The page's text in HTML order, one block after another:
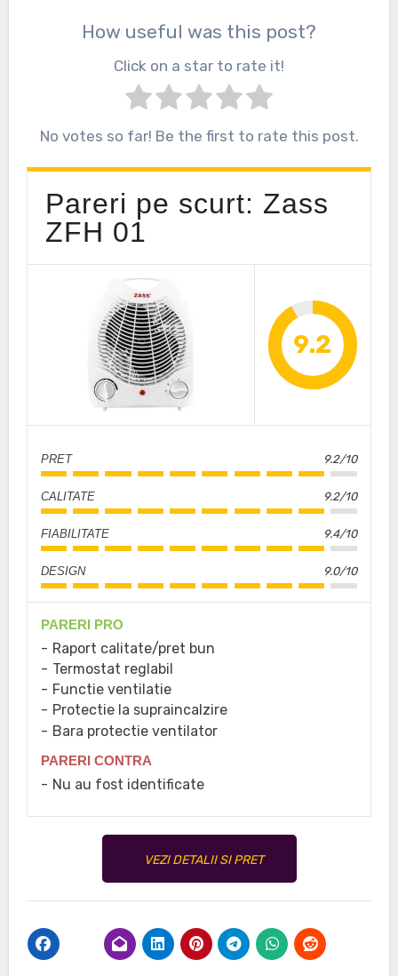
How useful was this post?
Click on a star to rate it!
No votes so far! Be the first to rate this post.
Pareri pe scurt: Zass
ZFH 01
9.2
PRET 9.2/10
CALITATE 9.2/10
FIABILITATE 9.4/10
DESIGN 9.0/10
PARERI PRO
Raport calitate/pret bun
Termostat reglabil
Functie ventilatie
Protectie la supraincalzire
Bara protectie ventilator
PARERI CONTRA
Nu au fost identificate
VEZI DETALII SI PRET